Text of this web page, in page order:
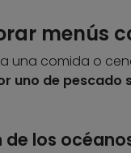
menús
una comida o
uno de pescado
de los